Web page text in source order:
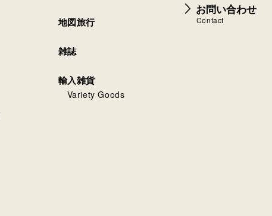
地図旅行
雑誌
輸入雑貨
Variety Goods
お問い合わせ
Contact